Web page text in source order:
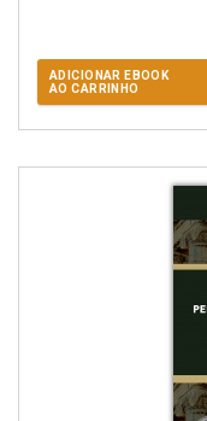
ADICIONAR EBOOK
AO CARRINHO